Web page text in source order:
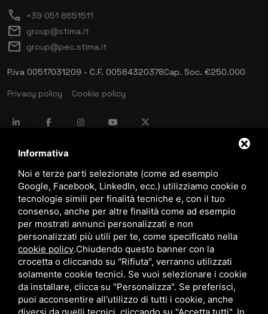
call +39 051 8651511
mail group@stima.it
mail group@pec.stima.it
P.iva 00517031209 - C.F. 00584320378Cap. Soc. €250.000
Privacy policy
Cookie policy
language ITALIANO
download Catalogo Stima
download Politica qualità e sicurezza
Informativa
Noi e terze parti selezionate (come ad esempio
Google, Facebook, LinkedIn, ecc.) utilizziamo cookie o
tecnologie simili per finalità tecniche e, con il tuo
consenso, anche per altre finalità come ad esempio
per mostrati annunci personalizzati e non
personalizzati più utili per te, come specificato nella
cookie policy.Chiudendo questo banner con la
crocetta o cliccando su "Rifiuta", verranno utilizzati
solamente cookie tecnici. Se vuoi selezionare i cookie
da installare, clicca su "Personalizza". Se preferisci,
puoi acconsentire all'utilizzo di tutti i cookie, anche